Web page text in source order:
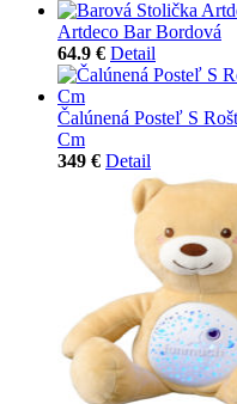
Artdeco Bar Bordová
64.9 € Detail
Čalúnená Posteľ S
Cm
349 € Detail